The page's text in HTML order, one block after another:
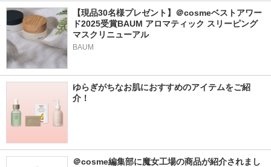
【現品30名様プレゼント】＠cosmeベストアワー
ド2025受賞BAUM アロマティック スリーピング
マスクリニューアル
BAUM
ゆらぎがちなお肌におすすめのアイテムをご紹
介！
＠cosme編集部に魔女工場の商品が紹介されまし